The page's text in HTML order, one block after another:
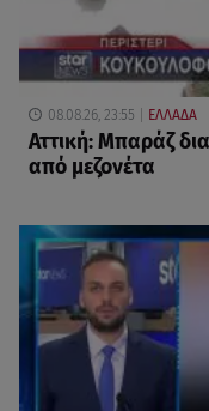
08.08.26, 23:55 ΕΛΛΑΔΑ
Αττική: Μπαράζ
από μεζονέτα